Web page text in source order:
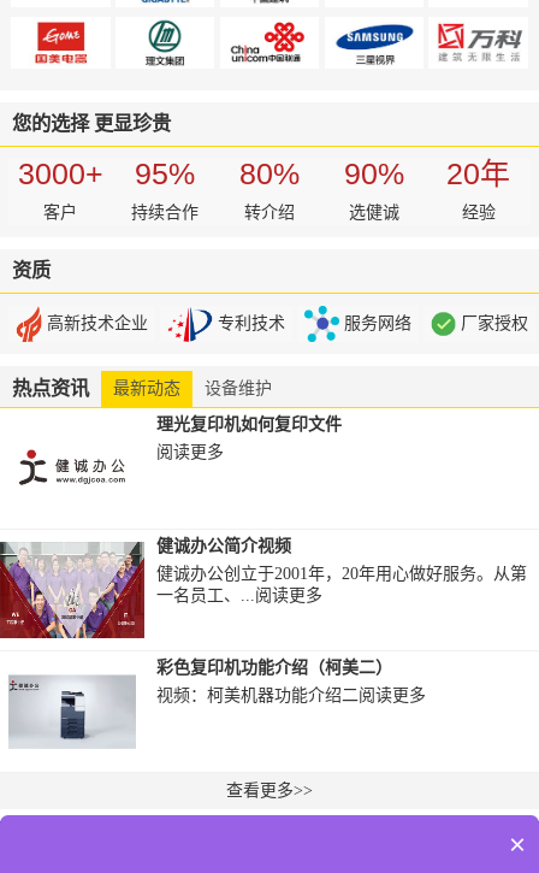
您的选择 更显珍贵
3000+
客户
95%
持续合作
80%
转介绍
90%
选健诚
20年
经验
资质
高新技术企业 专利技术 服务网络 厂家授权
热点资讯 最新动态
设备维护
理光复印机如何复印文件
阅读更多
健诚办公简介视频
健诚办公创立于2001年，20年用心做好服务。从第
一名员工、...阅读更多
彩色复印机功能介绍（柯美二）
视频：柯美机器功能介绍二阅读更多
查看更多>>
×